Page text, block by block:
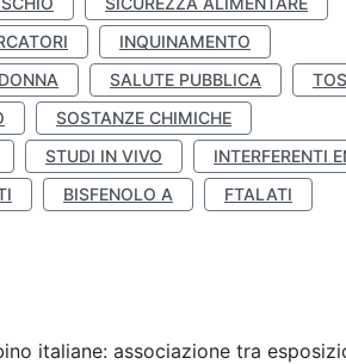
INQUINAMENTO
SALUTE PUBBLICA
SOSTANZE CHIMICHE
STUDI IN VIVO
INTERFERENTI
BISFENOLO A FTALATI
italiane: associazione tra